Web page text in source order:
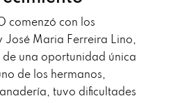
comenzó con los
José Maria Ferreira Lino,
de una oportunidad única
de los hermanos,
tuvo dificultades